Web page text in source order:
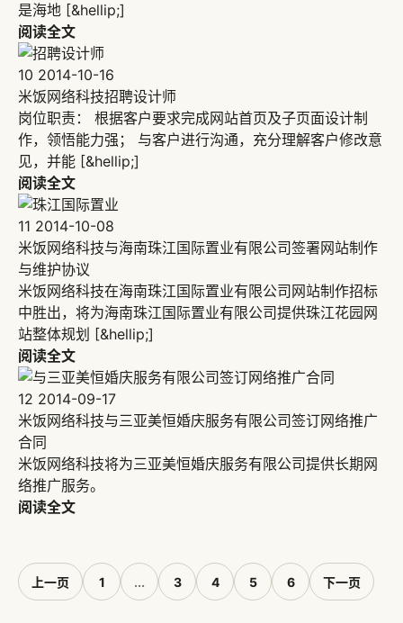
是海地 [&hellip;]
阅读全文
10 2014-10-16
米饭网络科技招聘设计师
岗位职责： 根据客户要求完成网站首页及子页面设计制
作，领悟能力强； 与客户进行沟通，充分理解客户修改意
见，并能 [&hellip;]
阅读全文
11 2014-10-08
米饭网络科技与海南珠江国际置业有限公司签署网站制作
与维护协议
米饭网络科技在海南珠江国际置业有限公司网站制作招标
中胜出，将为海南珠江国际置业有限公司提供珠江花园网
站整体规划 [&hellip;]
阅读全文
12 2014-09-17
米饭网络科技与三亚美恒婚庆服务有限公司签订网络推广
合同
米饭网络科技将为三亚美恒婚庆服务有限公司提供长期网
络推广服务。
阅读全文
上一页 1 ... 3 4 5 6 下一页